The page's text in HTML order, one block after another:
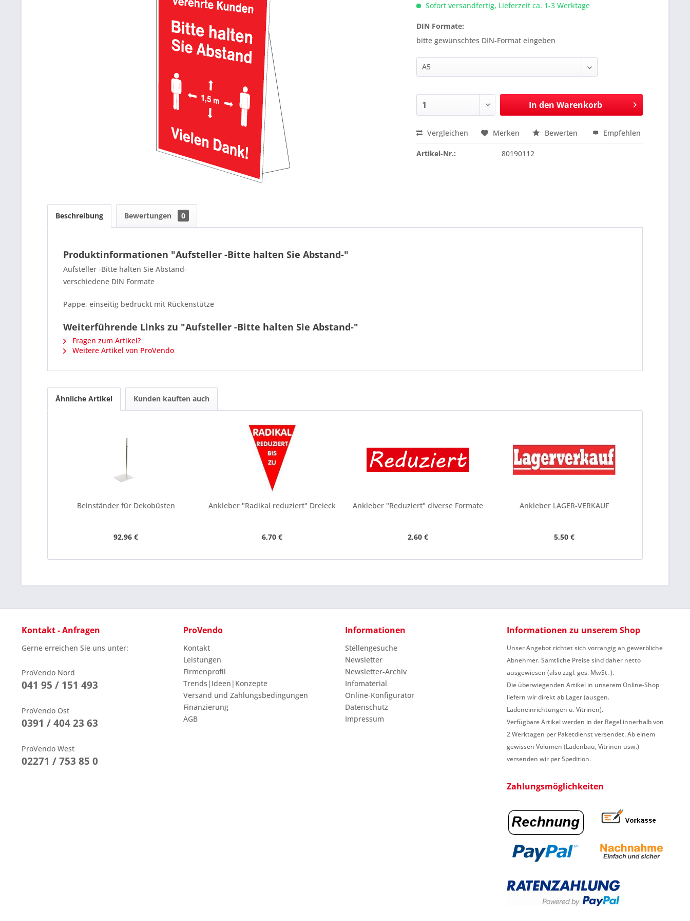
Sofort versandfertig, Lieferzeit ca. 1-3 Werktage
DIN Formate:
bitte gewünschtes DIN-Format eingeben
In den Warenkorb
Preis anfragen
Ich habe die Datenschutzerklärunggelesen, verstanden
Senden
Vergleichen Merken Bewerten Empfehlen
Artikel-Nr.: 80190112
Beschreibung Bewertungen 0
Produktinformationen "Aufsteller -Bitte halten Sie Abstand-"
Aufsteller -Bitte halten Sie Abstand-
verschiedene DIN Formate
Pappe, einseitig bedruckt mit Rückenstütze
Weiterführende Links zu "Aufsteller -Bitte halten Sie Abstand-"
Fragen zum Artikel?
Weitere Artikel von ProVendo
Ähnliche Artikel Kunden kauften auch
Beinständer für Dekobüsten
92,96 €
Ankleber "Radikal reduziert" Dreieck
6,70 €
Ankleber "Reduziert" diverse Formate
2,60 €
Ankleber LAGER-VERKAUF
5,50 €
Kontakt - Anfragen
Gerne erreichen Sie uns unter:
ProVendo Nord
041 95 / 151 493
ProVendo Ost
0391 / 404 23 63
ProVendo West
02271 / 753 85 0
ProVendo
Kontakt
Leistungen
Firmenprofil
Trends|Ideen|Konzepte
Versand und Zahlungsbedingungen
Finanzierung
AGB
Informationen
Stellengesuche
Newsletter
Newsletter-Archiv
Infomaterial
Online-Konfigurator
Datenschutz
Impressum
Informationen zu unserem Shop
Unser Angebot richtet sich vorrangig an gewerbliche
Abnehmer. Sämtliche Preise sind daher netto
ausgewiesen (also zzgl. ges. MwSt. ).
Die überwiegenden Artikel in unserem Online-Shop
liefern wir direkt ab Lager (ausgen.
Ladeneinrichtungen u. Vitrinen).
Verfügbare Artikel werden in der Regel innerhalb von
2 Werktagen per Paketdienst versendet. Ab einem
gewissen Volumen (Ladenbau, Vitrinen usw.)
versenden wir per Spedition.
Zahlungsmöglichkeiten